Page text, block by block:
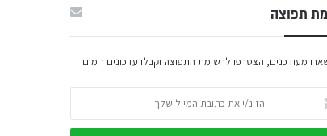
תפוצה
מעודכנים, הצטרפו לרשימת התפוצה וקבלו עדכונים חמים